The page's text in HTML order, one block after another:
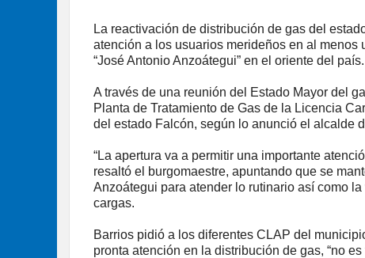
La reactivación de distribución de gas del
atención a los usuarios merideños en al
“José Antonio Anzoátegui” en el oriente del país.
A través de una reunión del Estado Mayor del
Planta de Tratamiento de Gas de la Licencia
del estado Falcón, según lo anunció el alcalde
“La apertura va a permitir una importante
resaltó el burgomaestre, apuntando que se
Anzoátegui para atender lo rutinario así como
cargas.
Barrios pidió a los diferentes CLAP del
pronta atención en la distribución de gas, “no